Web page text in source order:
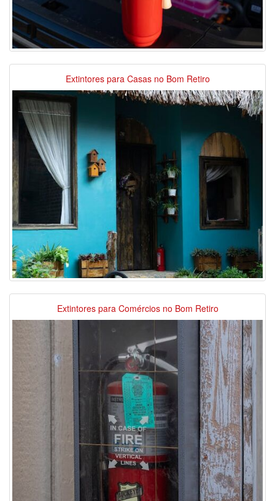
Extintores para Casas no Bom Retiro
Extintores para Comércios no Bom Retiro